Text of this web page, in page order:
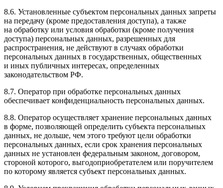
8.6. Установленные субъектом персональных данных запреты
на передачу (кроме предоставления доступа), а также
на обработку или условия обработки (кроме получения
доступа) персональных данных, разрешенных для
распространения, не действуют в случаях обработки
персональных данных в государственных, общественных
и иных публичных интересах, определенных
законодательством РФ.
8.7. Оператор при обработке персональных данных
обеспечивает конфиденциальность персональных данных.
8.8. Оператор осуществляет хранение персональных данных
в форме, позволяющей определить субъекта персональных
данных, не дольше, чем этого требуют цели обработки
персональных данных, если срок хранения персональных
данных не установлен федеральным законом, договором,
стороной которого, выгодоприобретателем или поручителем
по которому является субъект персональных данных.